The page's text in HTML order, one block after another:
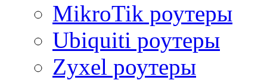
MikroTik роутеры
Ubiquiti роутеры
Zyxel роутеры